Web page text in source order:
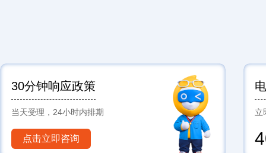
30分钟响应政策
当天受理，24小时内排期
点击立即咨询
立